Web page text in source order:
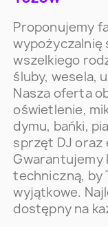
Proponujemy
wypożyczalnię
wszelkiego
śluby, wesela,
Nasza oferta
oświetlenie,
dymu, bańki,
sprzęt DJ oraz
Gwarantujemy
techniczną, by
wyjątkowe.
dostępny na